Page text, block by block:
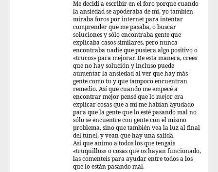
Me decidí a escribir en el foro porque cuando
la ansiedad se apoderaba de mi, yo también
miraba foros por internet para intentar
comprender que me pasaba, o buscar
soluciones y sólo encontraba gente que
explicaba casos similares, pero nunca
encontraba nadie que pusiera algo positivo o
«trucos» para mejorar. De esta manera, crees
que no hay solución y incluso puede
aumentar la ansiedad al ver que hay más
gente como tu y que tampoco encuentran
remedio. Así que cuando me empecé a
encontrar mejor pensé que lo mejor era
explicar cosas que a mi me habían ayudado
para que la gente que lo esté pasando mal no
sólo se encuentre con gente con el mismo
problema, sino que también vea la luz al final
del tunel, y vean que hay una salida.
Así que animo a todos los que tengais
«truquillos» o cosas que os hayan funcionado,
las comenteis para ayudar entre todos a los
que lo están pasando mal.